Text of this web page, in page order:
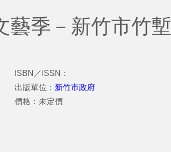
藝季－新竹市竹塹
ISBN／ISSN：
出版單位： 新竹市政府
價格：未定價